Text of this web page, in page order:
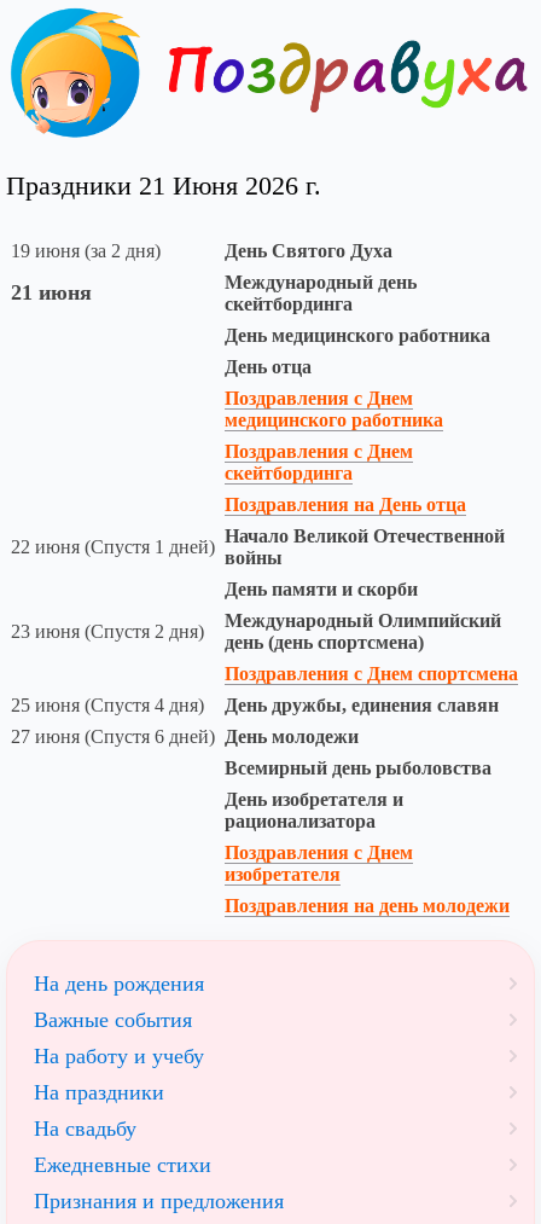
Праздники 21 Июня 2026 г.
19 июня (за 2 дня) День Святого Духа
21 июня
Международный день
скейтбординга
День медицинского работника
День отца
Поздравления с Днем
медицинского работника
Поздравления с Днем
скейтбординга
Поздравления на День отца
22 июня (Спустя 1 дней)
Начало Великой Отечественной
войны
День памяти и скорби
23 июня (Спустя 2 дня)
Международный Олимпийский
день (день спортсмена)
Поздравления с Днем спортсмена
25 июня (Спустя 4 дня)
День дружбы, единения славян
27 июня (Спустя 6 дней) День молодежи
Всемирный день рыболовства
День изобретателя и
рационализатора
Поздравления с Днем
изобретателя
Поздравления на день молодежи
На день рождения
Важные события
На работу и учебу
На праздники
На свадьбу
Ежедневные стихи
Признания и предложения